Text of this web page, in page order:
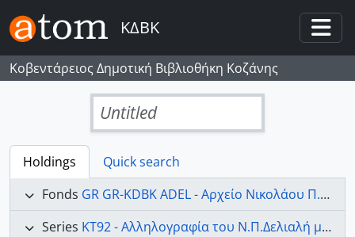
Skip to main content
ΚΔΒΚ
Κοβεντάρειος Δημοτική Βιβλιοθήκη Κοζάνης
Untitled
Holdings
Quick search
Fonds GR GR-KDBK ADEL - Αρχείο Νικολάου Π. Δελιαλή
Series ΚΤ92 - Αλληλογραφία του Ν.Π.Δελιαλή με διάφορους (1885-1962).